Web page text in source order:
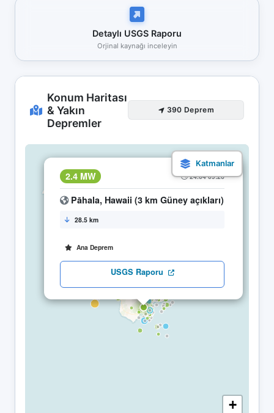
Detaylı USGS Raporu
Orjinal kaynağı inceleyin
Konum Haritası
& Yakın
Depremler
390 Deprem
2.4 MW 24.04 09:26
Pāhala, Hawaii (3 km Güney açıkları)
28.5 km
Ana Deprem
USGS Raporu
×
+